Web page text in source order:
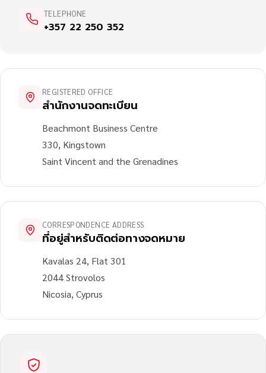
TELEPHONE
+357 22 250 352
REGISTERED OFFICE
สำนักงานจดทะเบียน
Beachmont Business Centre
330, Kingstown
Saint Vincent and the Grenadines
CORRESPONDENCE ADDRESS
ที่อยู่สำหรับติดต่อทางจดหมาย
Kavalas 24, Flat 301
2044 Strovolos
Nicosia, Cyprus